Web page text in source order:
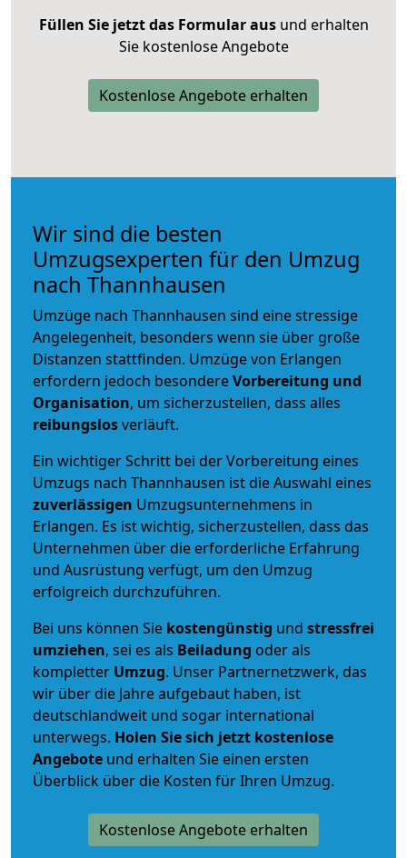
Füllen Sie jetzt das Formular ausund erhalten
Sie kostenlose Angebote
Kostenlose Angebote erhalten
Wir sind die besten
Umzugsexperten für den Umzug
nach Thannhausen
Umzüge nach Thannhausen sind eine stressige
Angelegenheit, besonders wenn sie über große
Distanzen stattfinden. Umzüge von Erlangen
erfordern jedoch besondereVorbereitung und
Organisation, um sicherzustellen, dass alles
reibungslosverläuft.
Ein wichtiger Schritt bei der Vorbereitung eines
Umzugs nach Thannhausen ist die Auswahl eines
zuverlässigen Umzugsunternehmens in
Erlangen. Es ist wichtig, sicherzustellen, dass das
Unternehmen über die erforderliche Erfahrung
und Ausrüstung verfügt, um den Umzug
erfolgreich durchzuführen.
Bei uns können Sie kostengünstig und stressfrei
umziehen, sei es als Beiladung oder als
kompletter Umzug. Unser Partnernetzwerk, das
wir über die Jahre aufgebaut haben, ist
deutschlandweit und sogar international
unterwegs. Holen Sie sich jetzt kostenlose
Angebote und erhalten Sie einen ersten
Überblick über die Kosten für Ihren Umzug.
Kostenlose Angebote erhalten